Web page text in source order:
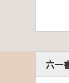
六一